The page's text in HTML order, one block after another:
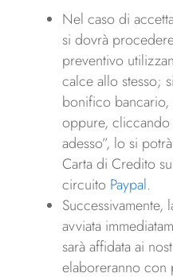
Nel caso di
si dovrà
preventivo
calce allo stesso;
bonifico
oppure, cliccando
adesso”, lo si
Carta di Credito
circuito Paypal.
Successivamente,
avviata
sarà affidata ai
elaboreranno con